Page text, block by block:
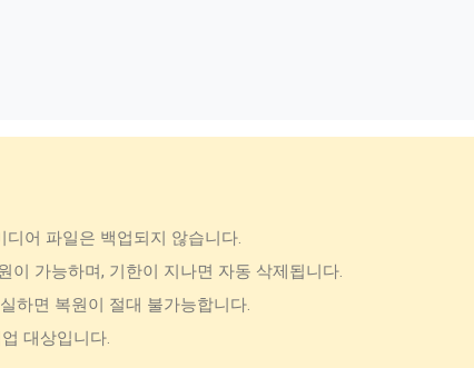
디어 파일은 백업되지 않습니다.
이 가능하며, 기한이 지나면 자동 삭제됩니다.
하면 복원이 절대 불가능합니다.
대상입니다.